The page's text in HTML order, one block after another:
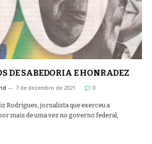
DE SABEDORIA E HONRADEZ
7 de dezembro de 2021 0
Rodrigues, jornalista que exerceu a
mais de uma vez no governo federal,